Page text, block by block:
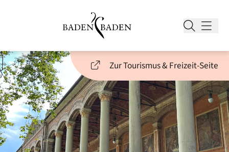
Zur Tourismus & Freizeit-Seite